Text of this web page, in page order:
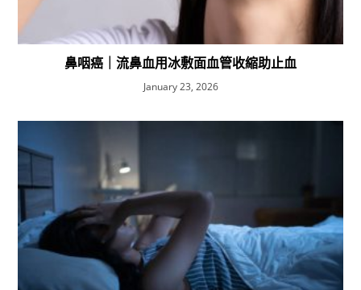
鼻咽癌｜流鼻血用冰敷面血管收縮助止血
January 23, 2026